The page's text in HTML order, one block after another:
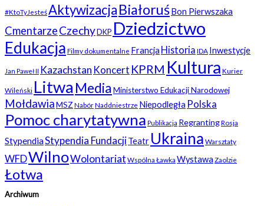
#KtoTyJesteśAktywizacjaBiałoruśBon Pierwszaka
CmentarzeCzechyDKP Dziedzictwo
Edukacja Filmy dokumentalne Francja Historia IDA Inwestycje
Jan Paweł II Kazachstan Koncert KPRM Kultura Kurier
Wileński Litwa MediaMinisterstwo Edukacji Narodowej
MołdawiaMSZ NabórNaddniestrze Niepodległa Polska
Pomoc charytatywna Publikacja RegrantingRosja
StypendiaStypendia FundacjiTeatr Ukraina Warsztaty
WFDWilnoWolontariat Wspólna Ławka Wystawa Zaolzie
Łotwa
Archiwum